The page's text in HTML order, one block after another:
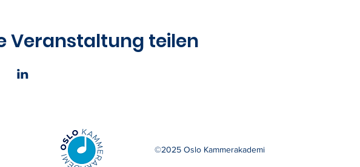
Veranstaltung teilen
©2025 Oslo Kammerakademi